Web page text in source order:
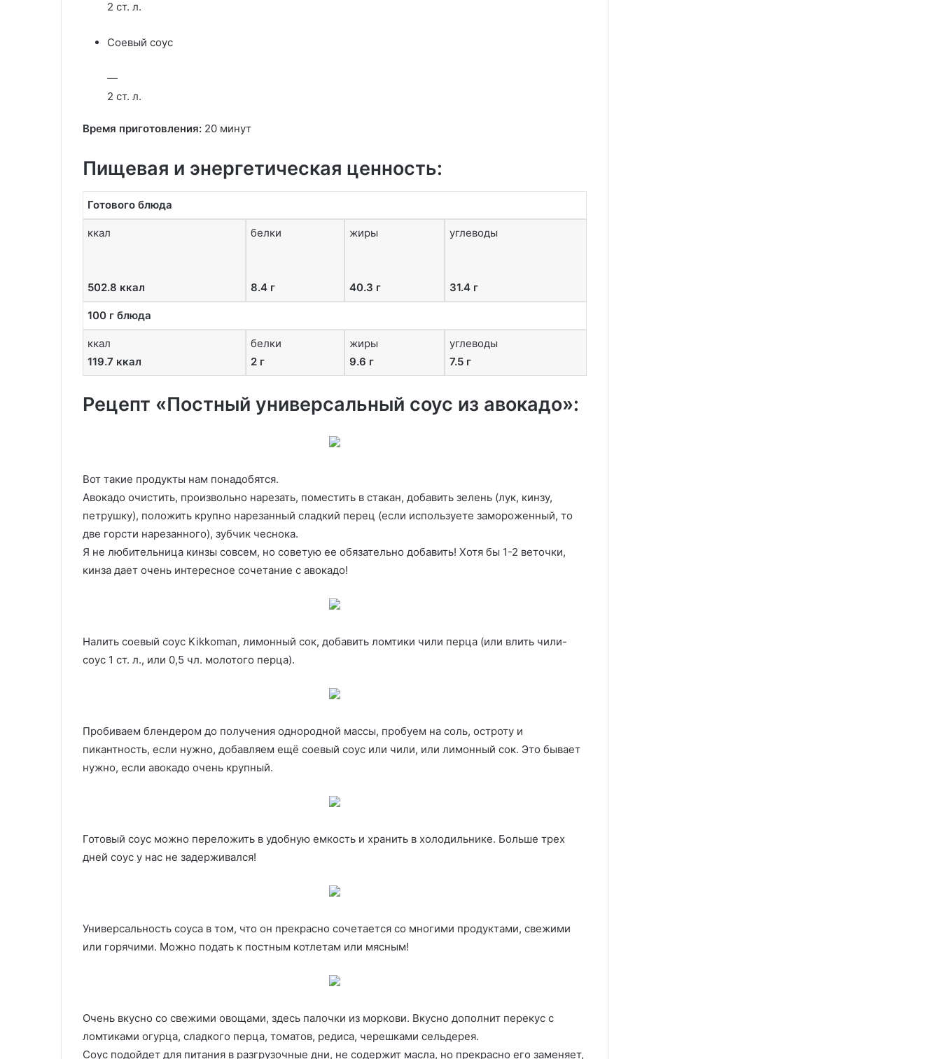
2 ст. л.
Соевый соус
—
2 ст. л.
Время приготовления: 20 минут
Пищевая и энергетическая ценность:
Готового блюда
ккал
502.8 ккал
белки
8.4 г
жиры
40.3 г
углеводы
31.4 г
100 г блюда
ккал
119.7 ккал
белки
2 г
жиры
9.6 г
углеводы
7.5 г
Рецепт «Постный универсальный соус из авокадо»:
Вот такие продукты нам понадобятся.
Авокадо очистить, произвольно нарезать, поместить в стакан, добавить зелень (лук, кинзу,
петрушку), положить крупно нарезанный сладкий перец (если используете замороженный, то
две горсти нарезанного), зубчик чеснока.
Я не любительница кинзы совсем, но советую ее обязательно добавить! Хотя бы 1-2 веточки,
кинза дает очень интересное сочетание с авокадо!
Налить соевый соус Kikkoman, лимонный сок, добавить ломтики чили перца (или влить чили-
соус 1 ст. л., или 0,5 чл. молотого перца).
Пробиваем блендером до получения однородной массы, пробуем на соль, остроту и
пикантность, если нужно, добавляем ещё соевый соус или чили, или лимонный сок. Это бывает
нужно, если авокадо очень крупный.
Готовый соус можно переложить в удобную емкость и хранить в холодильнике. Больше трех
дней соус у нас не задерживался!
Универсальность соуса в том, что он прекрасно сочетается со многими продуктами, свежими
или горячими. Можно подать к постным котлетам или мясным!
Очень вкусно со свежими овощами, здесь палочки из моркови. Вкусно дополнит перекус с
ломтиками огурца, сладкого перца, томатов, редиса, черешками сельдерея.
Соус подойдет для питания в разгрузочные дни, не содержит масла, но прекрасно его заменяет,